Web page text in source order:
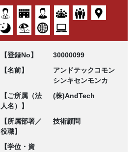
【登録No】
30000099
【名前】
アンドテックコモン
シンキセンモンカ
【ご所属（法
人名）】
(株)AndTech
【所属部署／
役職】
技術顧問
【学位・資